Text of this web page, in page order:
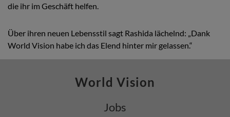
die ihr im Geschäft helfen.
Über ihren neuen Lebensstil sagt Rashida lächelnd: „Dank
World Vision habe ich das Elend hinter mir gelassen.“
World Vision
Jobs